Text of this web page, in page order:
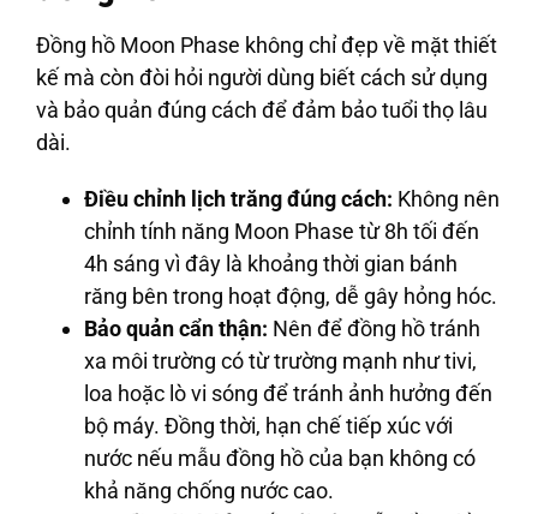
Đồng hồ Moon Phase không chỉ đẹp về mặt thiết
kế mà còn đòi hỏi người dùng biết cách sử dụng
và bảo quản đúng cách để đảm bảo tuổi thọ lâu
dài.
Điều chỉnh lịch trăng đúng cách: Không nên
chỉnh tính năng Moon Phase từ 8h tối đến
4h sáng vì đây là khoảng thời gian bánh
răng bên trong hoạt động, dễ gây hỏng hóc.
Bảo quản cẩn thận: Nên để đồng hồ tránh
xa môi trường có từ trường mạnh như tivi,
loa hoặc lò vi sóng để tránh ảnh hưởng đến
bộ máy. Đồng thời, hạn chế tiếp xúc với
nước nếu mẫu đồng hồ của bạn không có
khả năng chống nước cao.